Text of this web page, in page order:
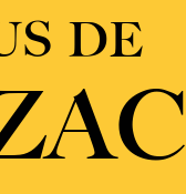
DE